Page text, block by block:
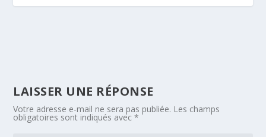
LAISSER UNE RÉPONSE
Votre adresse e-mail ne sera pas publiée. Les champs
obligatoires sont indiqués avec*